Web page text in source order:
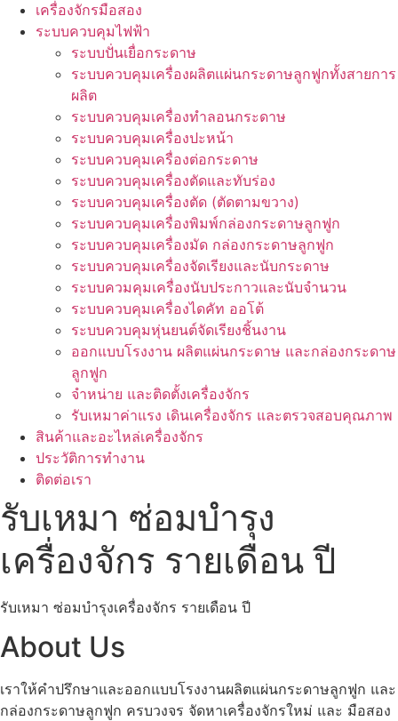
เครื่องจักรมือสอง
ระบบควบคุมไฟฟ้า
ระบบปั่นเยื่อกระดาษ
ระบบควบคุมเครื่องผลิตแผ่นกระดาษลูกฟูกทั้งสายการ
ผลิต
ระบบควบคุมเครื่องทำลอนกระดาษ
ระบบควบคุมเครื่องปะหน้า
ระบบควบคุมเครื่องต่อกระดาษ
ระบบควบคุมเครื่องตัดและทับร่อง
ระบบควบคุมเครื่องตัด (ตัดตามขวาง)
ระบบควบคุมเครื่องพิมพ์กล่องกระดาษลูกฟูก
ระบบควบคุมเครื่องมัด กล่องกระดาษลูกฟูก
ระบบควบคุมเครื่องจัดเรียงและนับกระดาษ
ระบบควมคุมเครื่องนับประกาวและนับจำนวน
ระบบควบคุมเครื่องไดคัท ออโต้
ระบบควบคุมหุ่นยนต์จัดเรียงชิ้นงาน
ออกแบบโรงงาน ผลิตแผ่นกระดาษ และกล่องกระดาษ
ลูกฟูก
จำหน่าย และติดตั้งเครื่องจักร
รับเหมาค่าแรง เดินเครื่องจักร และตรวจสอบคุณภาพ
สินค้าและอะไหล่เครื่องจักร
ประวัติการทำงาน
ติดต่อเรา
รับเหมา ซ่อมบำรุง
เครื่องจักร รายเดือน ปี
รับเหมา ซ่อมบำรุงเครื่องจักร รายเดือน ปี
About Us
เราให้คำปรึกษาและออกแบบโรงงานผลิตแผ่นกระดาษลูกฟูก และ
กล่องกระดาษลูกฟูก ครบวงจร จัดหาเครื่องจักรใหม่ และ มือสอง